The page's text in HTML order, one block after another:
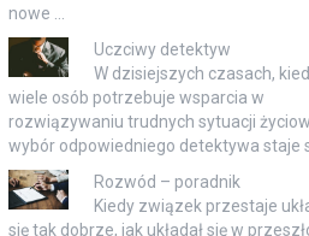
nowe …
Uczciwy detektyw
W dzisiejszych czasach,
wiele osób potrzebuje wsparcia w
rozwiązywaniu trudnych sytuacji
wybór odpowiedniego detektywa staje
Rozwód – poradnik
Kiedy związek przestaje
się tak dobrze, jak układał się w